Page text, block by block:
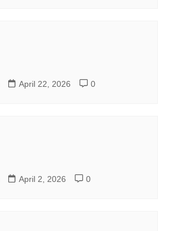
April 22, 2026 0
April 2, 2026 0